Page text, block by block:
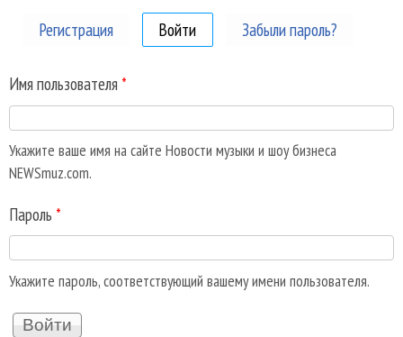
Регистрация Войти (активная вкладка)
Забыли пароль?
Имя пользователя *
Укажите ваше имя на сайте Новости музыки и шоу бизнеса
NEWSmuz.com.
Пароль *
Укажите пароль, соответствующий вашему имени пользователя.